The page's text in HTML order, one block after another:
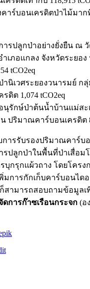
คาร์บอนเครดิตป่าไม้มา
ารปลูกป่าอย่างยั่งยืน ณ
าเภอแกลง จังหวัดระยอ
tCO2eq
านิเวศระยองวนารมย์
ดิต 1,074 tCO2eq
นุรักษ์ป่าต้นน้ำบ้านแม่สะ
ปริมาณคาร์บอนเครดิต
การรับรองปริมาณคาร์บ
รปลูกป่าในพื้นที่ป่าเสื่อ
บุกรุกแผ้วถาง โดยโครง
มการกักเก็บคาร์บอนได
สามารถสอบถามข้อมูลเ
ดการก๊าซเรือนกระจก (อ